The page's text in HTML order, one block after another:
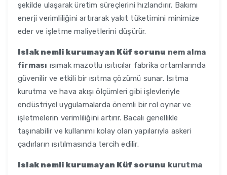
şekilde ulaşarak üretim süreçlerini hızlandırır. Bakımı
enerji verimliliğini artırarak yakıt tüketimini minimize
eder ve işletme maliyetlerini düşürür.
Islak nemli kurumayan Küf sorunu nem alma
firması ısımak mazotlu ısıtıcılar fabrika ortamlarında
güvenilir ve etkili bir ısıtma çözümü sunar. Isıtma
kurutma ve hava akışı ölçümleri gibi işlevleriyle
endüstriyel uygulamalarda önemli bir rol oynar ve
işletmelerin verimliliğini artırır. Bacalı genellikle
taşınabilir ve kullanımı kolay olan yapılarıyla askeri
çadırların ısıtılmasında tercih edilir.
Islak nemli kurumayan Küf sorunu kurutma